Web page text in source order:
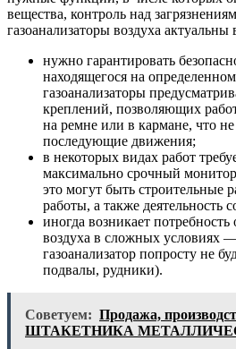
вещества, контроль над
газоанализаторы воздуха
нужно гарантировать
находящегося на
газоанализаторы
креплений, позволяющих
на ремне или в кармане, что не
последующие движения;
в некоторых видах работ
максимально срочный
это могут быть строительные
работы, а также деятельность
иногда возникает потребность
воздуха в сложных условиях
газоанализатор попросту не
подвалы, рудники).
Советуем: Продажа,
ШТАКЕТНИКА